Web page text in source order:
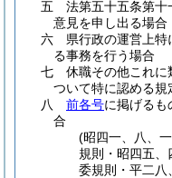
五
法第五十五条第十
意見を申し出る場合
六
県行政の運営上
る事務を行う場合
七
休職その他これに
ついて特に認める規
八
前各号に掲げるも
合
(昭四一、八、
規則・昭四五、
委規則・平二八